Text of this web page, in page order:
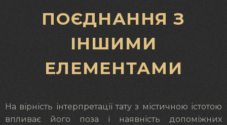
ПОЄДНАННЯ З
ІНШИМИ
ЕЛЕМЕНТАМИ
На вірність інтерпретації тату з містичною істотою
впливає його поза і наявність допоміжних